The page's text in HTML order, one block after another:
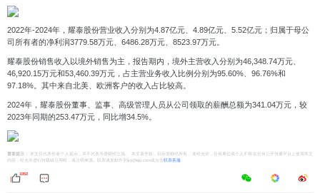
2022年-2024年，耀泰股份营业收入分别为4.87亿元、4.89亿元、5.52亿元；归属于母公
司所有者的净利润3779.58万元、6486.28万元、8523.97万元。
耀泰股份销售收入以境外销售为主，报告期内，境外主营收入分别为46,348.74万元、
46,920.15万元和53,460.39万元，占主营业务收入比例分别为95.60%、96.76%和
97.18%。其中来自北美、欧洲客户的收入占比较高。
2024年，耀泰股份董事、监事、高级管理人员从公司领取的薪酬总额为341.04万元，较
2023年同期的253.47万元，同比增34.5%。
重要提示：
本文仅代表作者个人观点，并不代表乐居财经立场。 本文著作权，归乐居财经所有。未经允许，任何单位或个人不得在任何公开传播平台上使用本文
内容；经允许进行转载或引用时，请注明来源。联系请发邮件至ljcj@leju.com或点击
联系客服
1052